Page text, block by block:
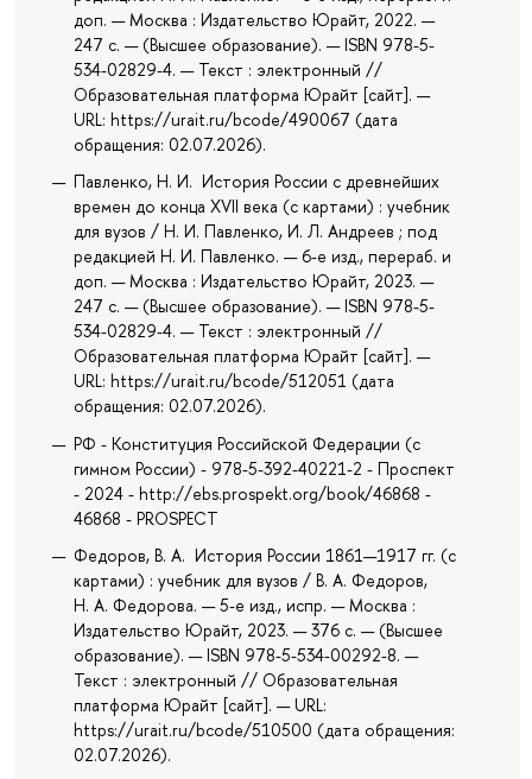
доп. — Москва : Издательство Юрайт, 2022. —
247 с. — (Высшее образование). — ISBN 978-5-
534-02829-4. — Текст : электронный //
Образовательная платформа Юрайт [сайт]. —
URL: https://urait.ru/bcode/490067 (дата
обращения: 02.07.2026).
Павленко, Н. И. История России с древнейших
времен до конца XVII века (с картами) : учебник
для вузов / Н. И. Павленко, И. Л. Андреев ; под
редакцией Н. И. Павленко. — 6-е изд., перераб. и
доп. — Москва : Издательство Юрайт, 2023. —
247 с. — (Высшее образование). — ISBN 978-5-
534-02829-4. — Текст : электронный //
Образовательная платформа Юрайт [сайт]. —
URL: https://urait.ru/bcode/512051 (дата
обращения: 02.07.2026).
РФ - Конституция Российской Федерации (с
гимном России) - 978-5-392-40221-2 - Проспект
- 2024 - http://ebs.prospekt.org/book/46868 -
46868 - PROSPECT
Федоров, В. А. История России 1861—1917 гг. (с
картами) : учебник для вузов / В. А. Федоров,
Н. А. Федорова. — 5-е изд., испр. — Москва :
Издательство Юрайт, 2023. — 376 с. — (Высшее
образование). — ISBN 978-5-534-00292-8. —
Текст : электронный // Образовательная
платформа Юрайт [сайт]. — URL:
https://urait.ru/bcode/510500 (дата обращения:
02.07.2026).